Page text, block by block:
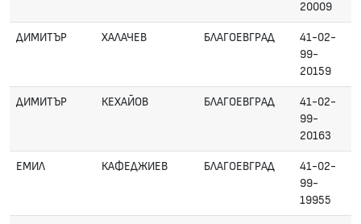
20009
ДИМИТЪР ХАЛАЧЕВ БЛАГОЕВГРАД
41-02-
99-
20159
ДИМИТЪР КЕХАЙОВ БЛАГОЕВГРАД
41-02-
99-
20163
ЕМИЛ КАФЕДЖИЕВ БЛАГОЕВГРАД
41-02-
99-
19955